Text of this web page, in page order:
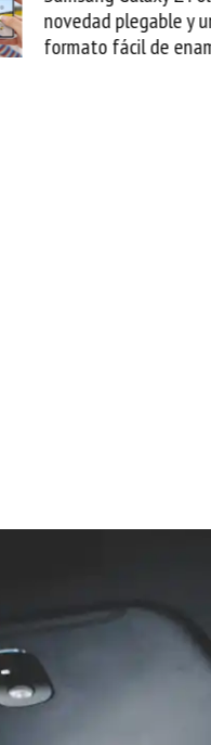
plegable y un
fácil de enamorse